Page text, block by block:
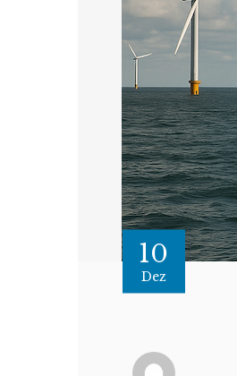
10
Dez